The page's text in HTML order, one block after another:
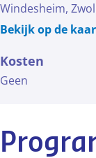
Windesheim,
Bekijk op de
Kosten
Geen